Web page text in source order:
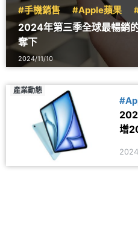
#手機銷售 #Apple蘋果
#Xiaomi小米
#Redmi
2024年第三季全球最暢銷
奪下
2024/11/10
產業動態
增